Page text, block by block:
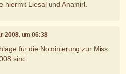
hiermit Liesal und Anamirl.
2008, um 06:38
für die Nominierung zur Miss
sind: